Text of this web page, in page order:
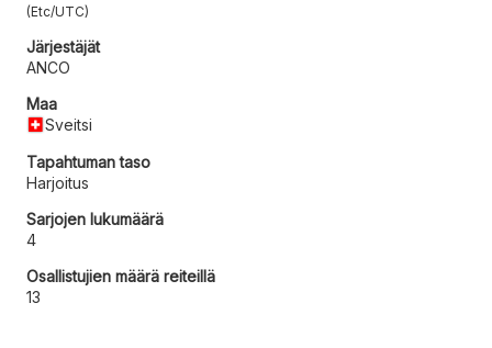
Etc/UTC
Järjestäjät
ANCO
Maa
Sveitsi
Tapahtuman taso
Harjoitus
Sarjojen lukumäärä
4
Osallistujien määrä reiteillä
13